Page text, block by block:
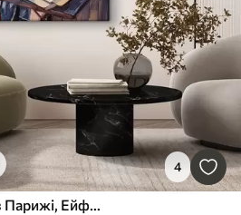
4
Схід сонця на балконі в Парижі, Ейфелева вежа, полуниця, кава, журнал